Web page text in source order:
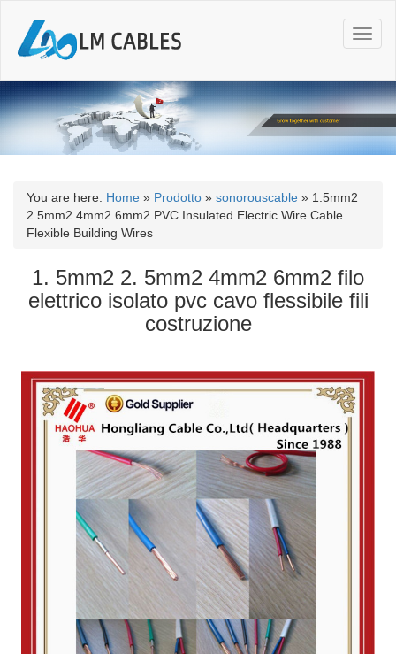
T
o
g
l
n
a
o
n
You are here: Home » Prodotto » sonorouscable » 1.5mm2
2.5mm2 4mm2 6mm2 PVC Insulated Electric Wire Cable
Flexible Building Wires
1. 5mm2 2. 5mm2 4mm2 6mm2 filo
elettrico isolato pvc cavo flessibile fili
costruzione